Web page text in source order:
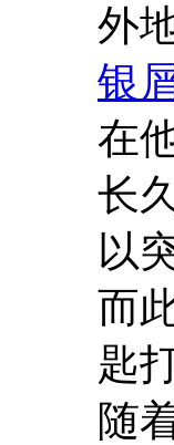
外
银
在
长
以
而
匙
随